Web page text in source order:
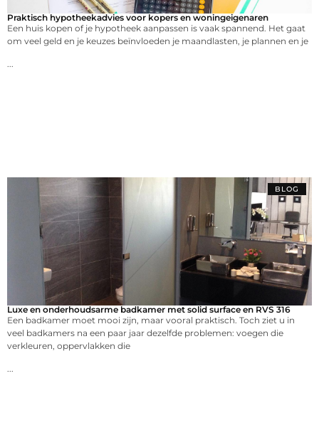
Praktisch hypotheekadvies voor kopers en woningeigenaren
Een huis kopen of je hypotheek aanpassen is vaak spannend. Het gaat
om veel geld en je keuzes beïnvloeden je maandlasten, je plannen en je
...
BLOG
Luxe en onderhoudsarme badkamer met solid surface en RVS 316
Een badkamer moet mooi zijn, maar vooral praktisch. Toch ziet u in
veel badkamers na een paar jaar dezelfde problemen: voegen die
verkleuren, oppervlakken die
...